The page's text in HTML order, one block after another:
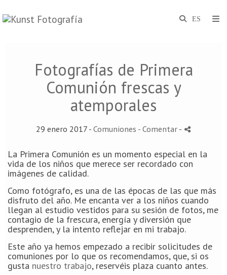
Fotografías de Primera
Comunión frescas y
atemporales
29 enero 2017 - Comuniones - Comentar -
La Primera Comunión es un momento especial en la
vida de los niños que merece ser recordado con
imágenes de calidad.
Como fotógrafo, es una de las épocas de las que más
disfruto del año. Me encanta ver a los niños cuando
llegan al estudio vestidos para su sesión de fotos, me
contagio de la frescura, energía y diversión que
desprenden, y la intento reflejar en mi trabajo.
Este año ya hemos empezado a recibir solicitudes de
comuniones por lo que os recomendamos, que, si os
gusta nuestro trabajo, reservéis plaza cuanto antes.